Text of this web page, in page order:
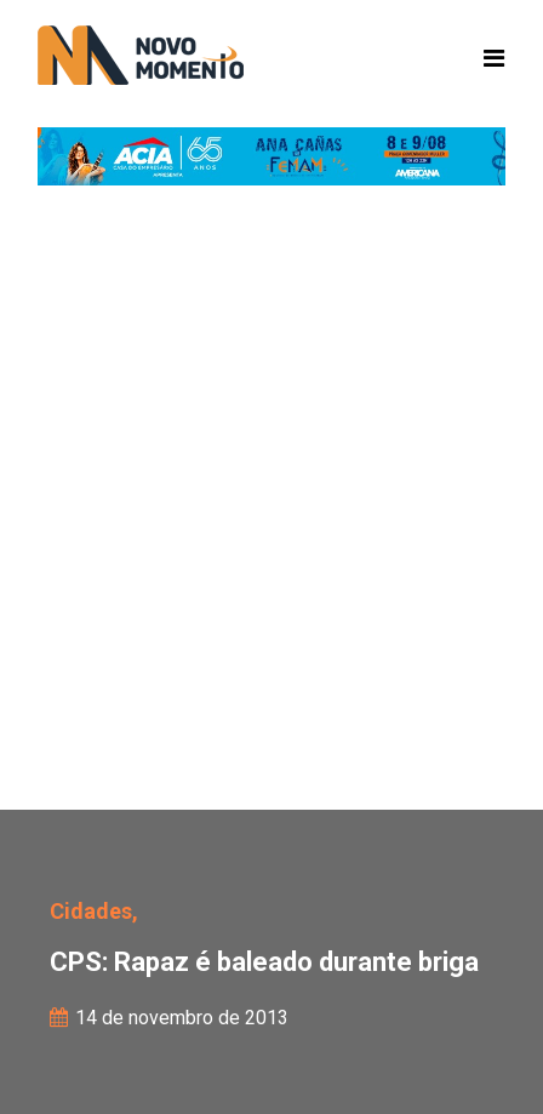
Cidades,
CPS: Rapaz é baleado durante briga
14 de novembro de 2013